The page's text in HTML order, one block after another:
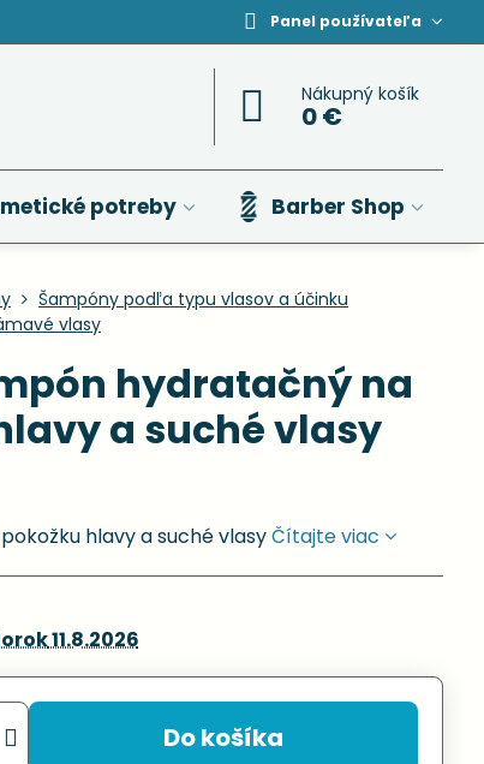
Panel používateľa
Nákupný košík
0 €
potreby Barber Shop
Šampóny podľa typu vlasov a účinku
vlasy
hydratačný na
a suché vlasy
hlavy a suché vlasyČítajte viac
11.8.2026
Do košíka